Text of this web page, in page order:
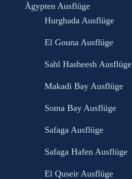
Ägypten Ausflüge
Hurghada Ausflüge
El Gouna Ausflüge
Sahl Hasheesh Ausflüge
Makadi Bay Ausflüge
Soma Bay Ausflüge
Safaga Ausflüge
Safaga Hafen Ausflüge
El Quseir Ausflüge